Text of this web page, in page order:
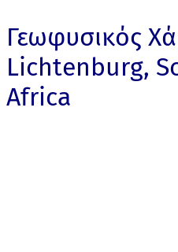
Γεωφυσικός
Lichtenburg,
Africa